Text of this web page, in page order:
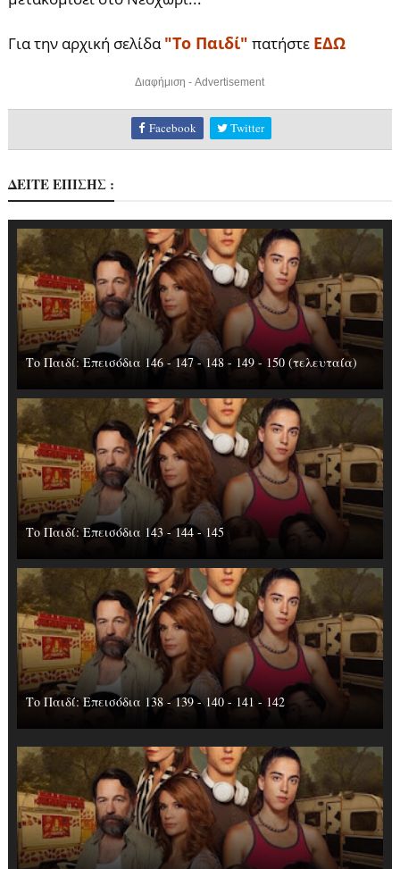
Για την αρχική σελίδα"Το Παιδί" πατήστε ΕΔΩ
Διαφήμιση - Advertisement
Facebook Twitter
ΔΕΙΤΕ ΕΠΙΣΗΣ :
Το Παιδί: Επεισόδια 146 - 147 - 148 - 149 - 150 (τελευταία)
Το Παιδί: Επεισόδια 143 - 144 - 145
Το Παιδί: Επεισόδια 138 - 139 - 140 - 141 - 142